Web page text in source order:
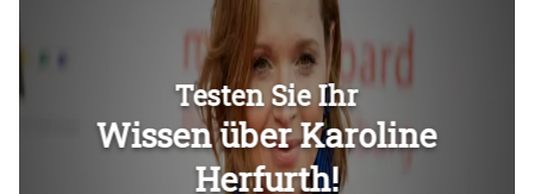
Überspringen